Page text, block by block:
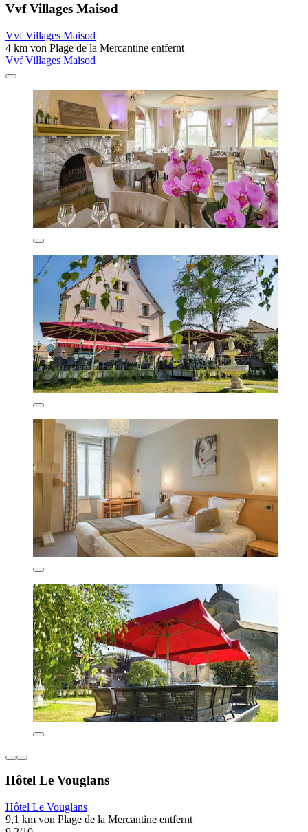
Vvf Villages Maisod
Vvf Villages Maisod
4 km von Plage de la Mercantine entfernt
Vvf Villages Maisod
Hôtel Le Vouglans
Hôtel Le Vouglans
9,1 km von Plage de la Mercantine entfernt